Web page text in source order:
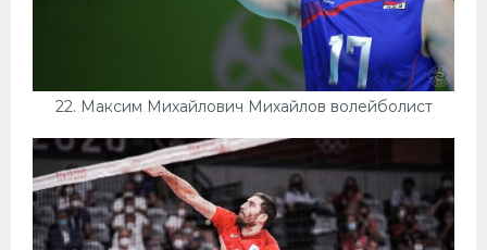
22. Максим Михайлович Михайлов волейболист